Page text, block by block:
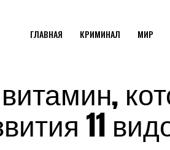
ГЛАВНАЯ КРИМИНАЛ МИР
11